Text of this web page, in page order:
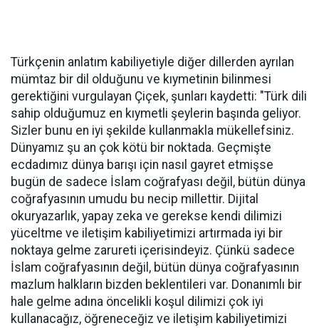
Türkçenin anlatım kabiliyetiyle diğer dillerden ayrılan
mümtaz bir dil olduğunu ve kıymetinin bilinmesi
gerektiğini vurgulayan Çiçek, şunları kaydetti: "Türk dili
sahip olduğumuz en kıymetli şeylerin başında geliyor.
Sizler bunu en iyi şekilde kullanmakla mükellefsiniz.
Dünyamız şu an çok kötü bir noktada. Geçmişte
ecdadımız dünya barışı için nasıl gayret etmişse
bugün de sadece İslam coğrafyası değil, bütün dünya
coğrafyasının umudu bu necip millettir. Dijital
okuryazarlık, yapay zeka ve gerekse kendi dilimizi
yüceltme ve iletişim kabiliyetimizi artırmada iyi bir
noktaya gelme zarureti içerisindeyiz. Çünkü sadece
İslam coğrafyasının değil, bütün dünya coğrafyasının
mazlum halkların bizden beklentileri var. Donanımlı bir
hale gelme adına öncelikli koşul dilimizi çok iyi
kullanacağız, öğreneceğiz ve iletişim kabiliyetimizi